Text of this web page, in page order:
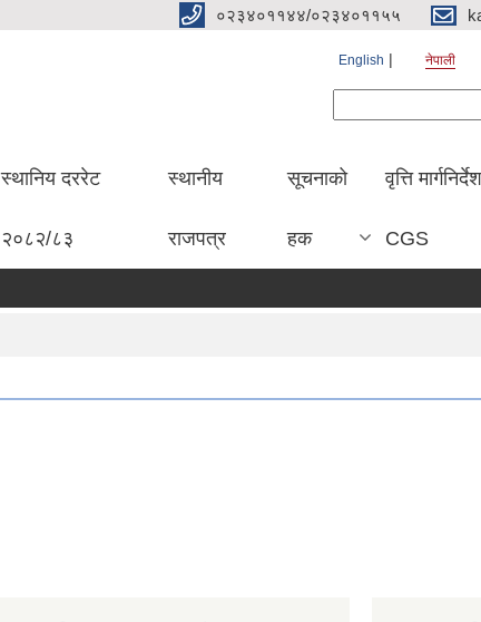
०२३४०११४४/०२३४०११५५
English नेपाली
स्थानिय दररेट
२०८२/८३
स्थानीय
राजपत्र
सूचनाको
हक
वृत्ति
CGS